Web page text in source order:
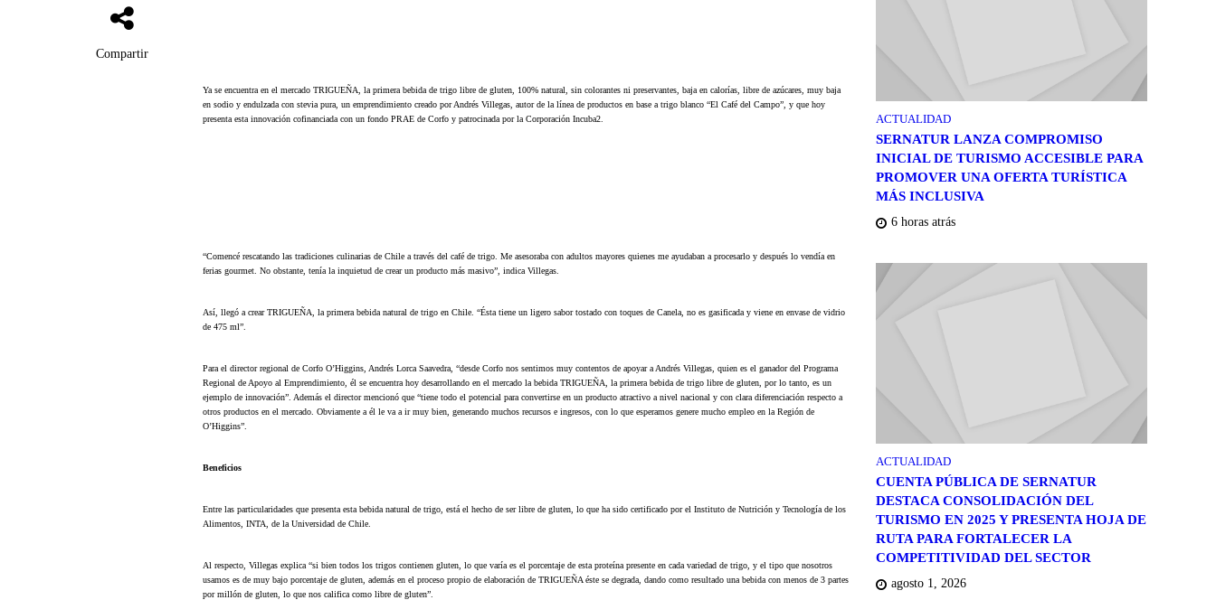
Compartir
Ya se encuentra en el mercado TRIGUEÑA, la primera bebida de trigo libre de gluten, 100% natural, sin colorantes ni preservantes, baja en calorías, libre de azúcares, muy baja
en sodio y endulzada con stevia pura, un emprendimiento creado por Andrés Villegas, autor de la línea de productos en base a trigo blanco “El Café del Campo”, y que hoy
presenta esta innovación cofinanciada con un fondo PRAE de Corfo y patrocinada por la Corporación Incuba2.
“Comencé rescatando las tradiciones culinarias de Chile a través del café de trigo. Me asesoraba con adultos mayores quienes me ayudaban a procesarlo y después lo vendía en
ferias gourmet. No obstante, tenía la inquietud de crear un producto más masivo”, indica Villegas.
Así, llegó a crear TRIGUEÑA, la primera bebida natural de trigo en Chile. “Ésta tiene un ligero sabor tostado con toques de Canela, no es gasificada y viene en envase de vidrio
de 475 ml”.
Para el director regional de Corfo O’Higgins, Andrés Lorca Saavedra, “desde Corfo nos sentimos muy contentos de apoyar a Andrés Villegas, quien es el ganador del Programa
Regional de Apoyo al Emprendimiento, él se encuentra hoy desarrollando en el mercado la bebida TRIGUEÑA, la primera bebida de trigo libre de gluten, por lo tanto, es un
ejemplo de innovación”. Además el director mencionó que “tiene todo el potencial para convertirse en un producto atractivo a nivel nacional y con clara diferenciación respecto a
otros productos en el mercado. Obviamente a él le va a ir muy bien, generando muchos recursos e ingresos, con lo que esperamos genere mucho empleo en la Región de
O’Higgins”.
Beneficios
Entre las particularidades que presenta esta bebida natural de trigo, está el hecho de ser libre de gluten, lo que ha sido certificado por el Instituto de Nutrición y Tecnología de los
Alimentos, INTA, de la Universidad de Chile.
Al respecto, Villegas explica “si bien todos los trigos contienen gluten, lo que varía es el porcentaje de esta proteína presente en cada variedad de trigo, y el tipo que nosotros
usamos es de muy bajo porcentaje de gluten, además en el proceso propio de elaboración de TRIGUEÑA éste se degrada, dando como resultado una bebida con menos de 3 partes
por millón de gluten, lo que nos califica como libre de gluten”.
ACTUALIDAD
SERNATUR LANZA COMPROMISO
INICIAL DE TURISMO ACCESIBLE PARA
PROMOVER UNA OFERTA TURÍSTICA
MÁS INCLUSIVA
6 horas atrás
ACTUALIDAD
CUENTA PÚBLICA DE SERNATUR
DESTACA CONSOLIDACIÓN DEL
TURISMO EN 2025 Y PRESENTA HOJA DE
RUTA PARA FORTALECER LA
COMPETITIVIDAD DEL SECTOR
agosto 1, 2026